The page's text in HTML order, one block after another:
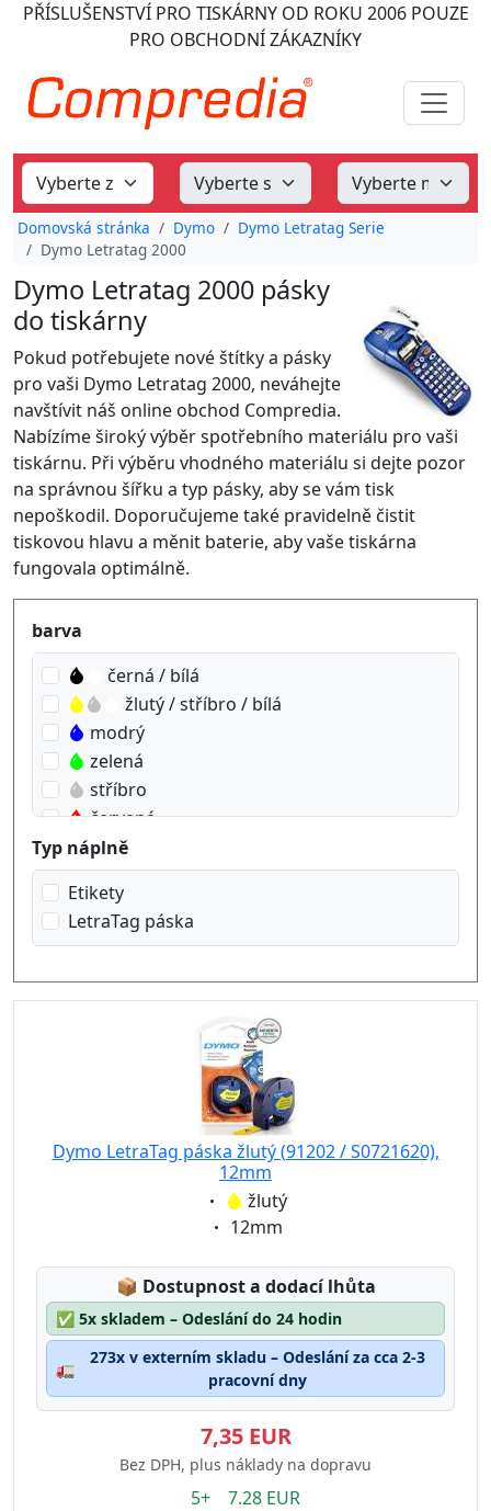
PŘÍSLUŠENSTVÍ PRO TISKÁRNY OD ROKU 2006POUZE
PRO OBCHODNÍ ZÁKAZNÍKY
Domovská stránka Dymo
Dymo Letratag Serie
Dymo Letratag 2000
Dymo Letratag 2000 pásky
do tiskárny
Pokud potřebujete nové štítky a pásky
pro vaši Dymo Letratag 2000, neváhejte
navštívit náš online obchod Compredia.
Nabízíme široký výběr spotřebního materiálu pro vaši
tiskárnu. Při výběru vhodného materiálu si dejte pozor
na správnou šířku a typ pásky, aby se vám tisk
nepoškodil. Doporučujeme také pravidelně čistit
tiskovou hlavu a měnit baterie, aby vaše tiskárna
fungovala optimálně.
Produktfilter
barva
černá / bílá
žlutý / stříbro / bílá
modrý
zelená
stříbro
červená
žlutý
průhledný
černá na bílá
Typ náplně
Etikety
LetraTag páska
Dymo LetraTag páska žlutý (91202 / S0721620),
12mm
Eigenschaft:
žlutý
Eigenschaft:
12mm
📦 Lagerstatus:
Dostupnost a dodací lhůta
✅ 5x skladem – Odeslání do 24 hodin
🚛
273x v externím skladu – Odeslání za cca 2-3
pracovní dny
7,35 EUR
Bez DPH, plus náklady na dopravu
5+ 7.28 EUR